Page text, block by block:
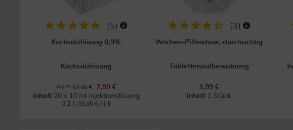
(5)
Kochsalzlösung 0,9%
Kochsalzlösung
AVP* 12,35 €
7,99 €
Inhalt 20 x 10 ml Injektionslösung
0.2 l
(39,95 € / 1 l)
(3)
Wochen-Pillendose, durchsichtig
Tablettenaufbewahrung
1,99 €
Inhalt 1 Stück